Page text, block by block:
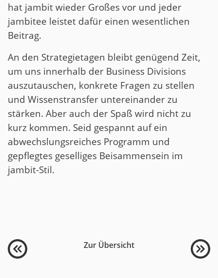
hat jambit wieder Großes vor und jeder
jambitee leistet dafür einen wesentlichen
Beitrag.
An den Strategietagen bleibt genügend Zeit,
um uns innerhalb der Business Divisions
auszutauschen, konkrete Fragen zu stellen
und Wissenstransfer untereinander zu
stärken. Aber auch der Spaß wird nicht zu
kurz kommen. Seid gespannt auf ein
abwechslungsreiches Programm und
gepflegtes geselliges Beisammensein im
jambit-Stil.
Zur Übersicht